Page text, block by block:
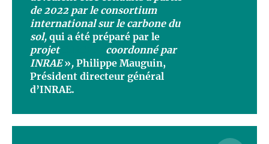
de 2022 par le consortium
international sur le carbone du
sol, qui a été préparé par le
projet
coordonné par
INRAE», Philippe Mauguin,
Président directeur général
d’INRAE.